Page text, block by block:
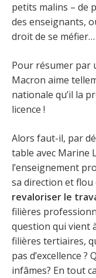
petits malins – de
des enseignants,
droit de se méfier…
Pour résumer par
Macron aime
nationale qu’il la
licence !
Alors faut-il, par
table avec Marine
l’enseignement
sa direction et flou
revaloriser le
filières
question qui vient
filières tertiaires,
pas d’excellence ?
infâmes? En tout